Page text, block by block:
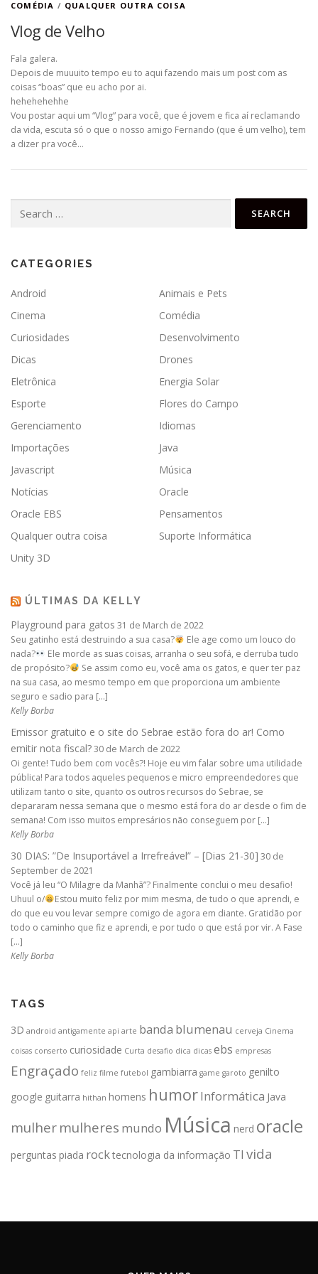
COMÉDIA / QUALQUER OUTRA COISA
Vlog de Velho
Fala galera.
Depois de muuuito tempo eu to aqui fazendo mais um post com as
coisas “boas” que eu acho por ai.
hehehehehhe
Vou postar aqui um “Vlog” para você, que é jovem e fica aí reclamando
da vida, escuta só o que o nosso amigo Fernando (que é um velho), tem
a dizer pra você…
for:
CATEGORIES
Android
Animais e Pets
Cinema
Comédia
Curiosidades
Desenvolvimento
Dicas
Drones
Eletrônica
Energia Solar
Esporte
Flores do Campo
Gerenciamento
Idiomas
Importações
Java
Javascript
Música
Notícias
Oracle
Oracle EBS
Pensamentos
Qualquer outra coisa
Suporte Informática
Unity 3D
ÚLTIMAS DA KELLY
Playground para gatos 31 de March de 2022
Seu gatinho está destruindo a sua casa?
Ele age como um louco do
nada?
Ele morde as suas coisas, arranha o seu sofá, e derruba tudo
de propósito?
Se assim como eu, você ama os gatos, e quer ter paz
na sua casa, ao mesmo tempo em que proporciona um ambiente
seguro e sadio para […]
Kelly Borba
Emissor gratuito e o site do Sebrae estão fora do ar! Como
emitir nota fiscal?30 de March de 2022
Oi gente! Tudo bem com vocês?! Hoje eu vim falar sobre uma utilidade
pública! Para todos aqueles pequenos e micro empreendedores que
utilizam tanto o site, quanto os outros recursos do Sebrae, se
depararam nessa semana que o mesmo está fora do ar desde o fim de
semana! Com isso muitos empresários não conseguem por […]
Kelly Borba
30 DIAS: ”De Insuportável a Irrefreável” – [Dias 21-30] 30 de
September de 2021
Você já leu “O Milagre da Manhã”? Finalmente conclui o meu desafio!
Uhuul o/
Estou muito feliz por mim mesma, de tudo o que aprendi, e
do que eu vou levar sempre comigo de agora em diante. Gratidão por
todo o caminho que fiz e aprendi, e por tudo o que está por vir. A Fase
[…]
Kelly Borba
TAGS
3D android antigamente api arte banda blumenau cerveja Cinema
coisas conserto curiosidade Curta desafio dica dicas ebs empresas
Engraçado feliz filme futebol gambiarra game garoto genilto
google guitarra hithan homens humorInformática Java
mulher mulheres mundo Música nerd oracle
perguntas piada rocktecnologia da informação TI vida